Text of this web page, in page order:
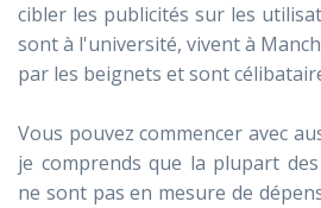
cibler les publicités sur les
sont à l'université, vivent à
par les beignets et sont
Vous pouvez commencer avec
je comprends que la plupart
ne sont pas en mesure de